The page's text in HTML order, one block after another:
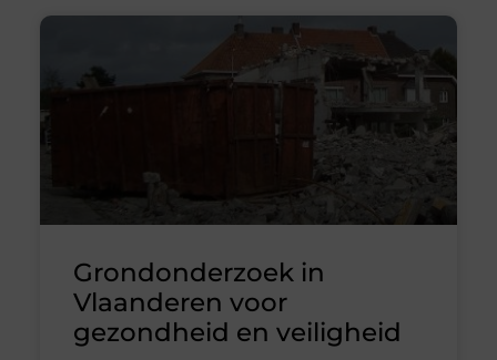
Grondonderzoek in
Vlaanderen voor
gezondheid en veiligheid